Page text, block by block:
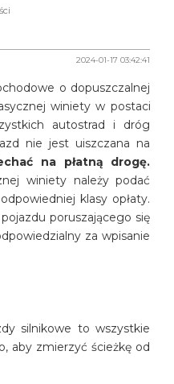
2024-01-17 03:42:41
o dopuszczalnej
winiety w postaci
autostrad i dróg
nie jest uiszczana na
na płatną drogę.
winiety należy podać
klasy opłaty.
poruszającego się
za wpisanie
silnikowe to wszystkie
aby zmierzyć ścieżkę od